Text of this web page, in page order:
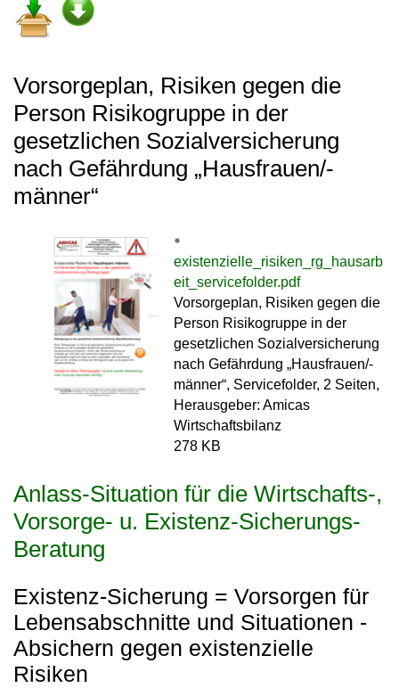
Vorsorgeplan, Risiken gegen die
Person Risikogruppe in der
gesetzlichen Sozialversicherung
nach Gefährdung „Hausfrauen/-
männer“
existenzielle_risiken_rg_hausarb
eit_servicefolder.pdf
Vorsorgeplan, Risiken gegen die
Person Risikogruppe in der
gesetzlichen Sozialversicherung
nach Gefährdung „Hausfrauen/-
männer“, Servicefolder, 2 Seiten,
Herausgeber: Amicas
Wirtschaftsbilanz
278 KB
Anlass-Situation für die Wirtschafts-,
Vorsorge- u. Existenz-Sicherungs-
Beratung
Existenz-Sicherung = Vorsorgen für
Lebensabschnitte und Situationen -
Absichern gegen existenzielle
Risiken